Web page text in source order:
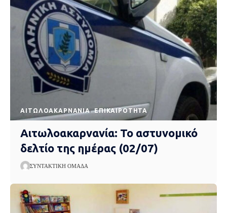
AΙΤΩΛΟΑΚΑΡΝΑΝΊΑ EΠΙΚΑΙΡΌΤΗΤΑ
Αιτωλοακαρνανία: Το αστυνομικό
δελτίο της ημέρας (02/07)
ΣΥΝΤΑΚΤΙΚΉ ΟΜΆΔΑ